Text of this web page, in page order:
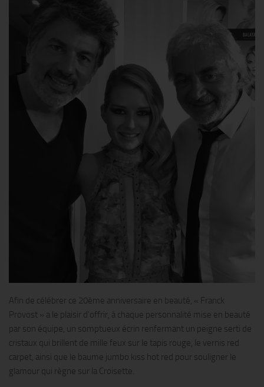
Afin de célébrer ce 20ème anniversaire en beauté, « Franck
Provost » a le plaisir d’offrir, à chaque personnalité mise en beauté
par son équipe, un somptueux écrin renfermant un peigne serti de
cristaux qui brillent de mille feux sur le tapis rouge, le vernis red
carpet, ainsi que le baume jumbo kiss hot red pour souligner le
glamour qui règne sur la Croisette.